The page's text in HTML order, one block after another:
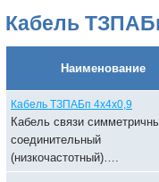
Кабель
Наименование
Кабель ТЗПАБп 4х4х0,9
Кабель связи
соединительный
(низкочастотный)….